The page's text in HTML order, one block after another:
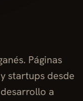
Páginas
startups desde
a